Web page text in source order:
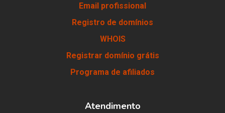
Email profissional
Registro de domínios
WHOIS
Registrar domínio grátis
Programa de afiliados
Atendimento